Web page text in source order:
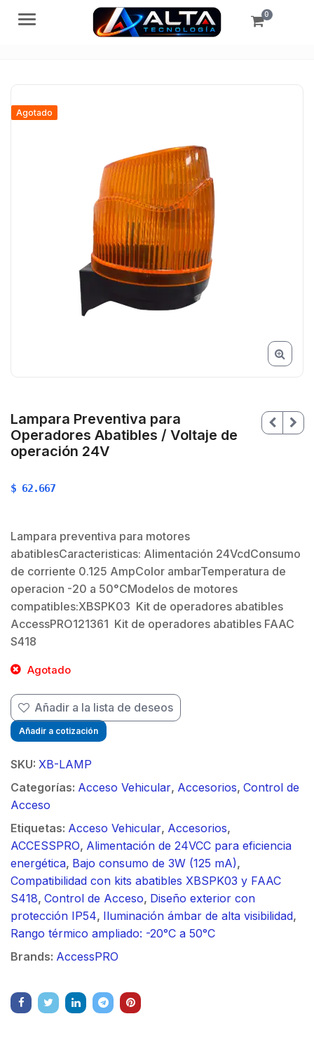
Menú 0
Agotado
Lampara Preventiva para
Operadores Abatibles / Voltaje de
operación 24V
$
$
$ 62.667
Lampara preventiva para motores
abatiblesCaracteristicas: Alimentación 24VcdConsumo
de corriente 0.125 AmpColor ambarTemperatura de
operacion -20 a 50°CModelos de motores
compatibles:XBSPK03 Kit de operadores abatibles
AccessPRO121361 Kit de operadores abatibles FAAC
S418
Agotado
Añadir a la lista de deseos
Añadir a cotización
SKU: XB-LAMP
Categorías: Acceso Vehicular, Accesorios, Control de
Acceso
Etiquetas: Acceso Vehicular, Accesorios,
ACCESSPRO, Alimentación de 24VCC para eficiencia
energética, Bajo consumo de 3W (125 mA),
Compatibilidad con kits abatibles XBSPK03 y FAAC
S418, Control de Acceso, Diseño exterior con
protección IP54, Iluminación ámbar de alta visibilidad,
Rango térmico ampliado: -20°C a 50°C
Brands: AccessPRO